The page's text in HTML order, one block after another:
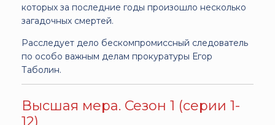
которых за последние годы произошло несколько
загадочных смертей.
Расследует дело бескомпромиссный следователь
по особо важным делам прокуратуры Егор
Таболин.
Высшая мера. Сезон 1 (серии 1-
12)